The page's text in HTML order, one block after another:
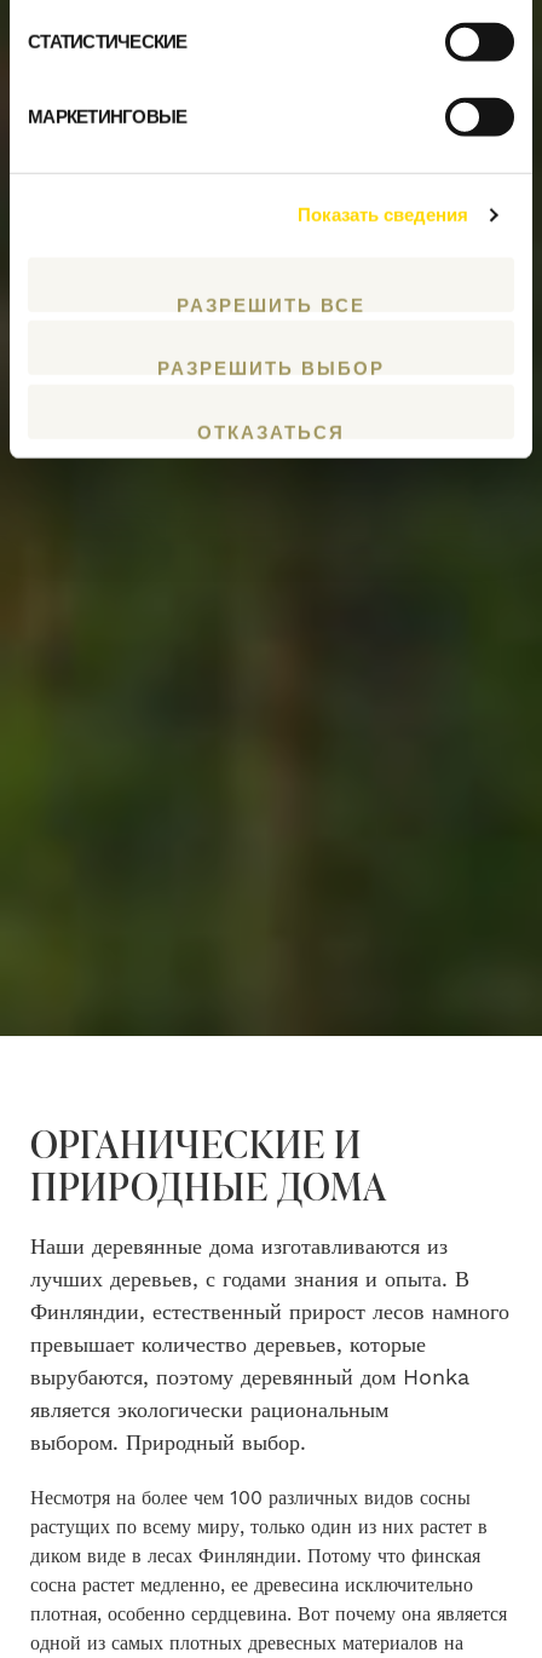
СТАТИСТИЧЕСКИЕ
МАРКЕТИНГОВЫЕ
Показать сведения
РАЗРЕШИТЬ ВСЕ
РАЗРЕШИТЬ ВЫБОР
ОТКАЗАТЬСЯ
ОРГАНИЧЕСКИЕ И
ПРИРОДНЫЕ ДОМА
Наши деревянные дома изготавливаются из
лучших деревьев, с годами знания и опыта. В
Финляндии, естественный прирост лесов намного
превышает количество деревьев, которые
вырубаются, поэтому деревянный дом Honka
является экологически рациональным
выбором. Природный выбор.
Несмотря на более чем 100 различных видов сосны
растущих по всему миру, только один из них растет в
диком виде в лесах Финляндии. Потому что финская
сосна растет медленно, ее древесина исключительно
плотная, особенно сердцевина. Вот почему она является
одной из самых плотных древесных материалов на